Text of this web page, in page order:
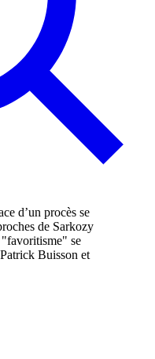
se
Buisson et